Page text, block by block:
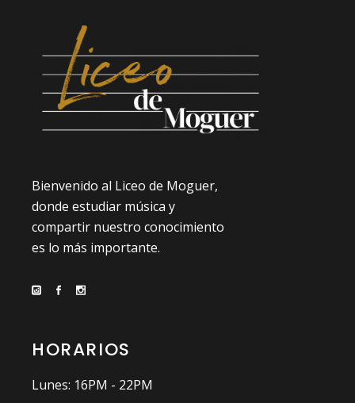
Bienvenido al Liceo de Moguer,
donde estudiar música y
compartir nuestro conocimiento
es lo más importante.
HORARIOS
Lunes: 16PM - 22PM